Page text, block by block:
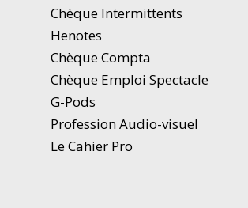
Chèque Intermittents
Henotes
Chèque Compta
Chèque Emploi Spectacle
G-Pods
Profession Audio-visuel
Le Cahier Pro